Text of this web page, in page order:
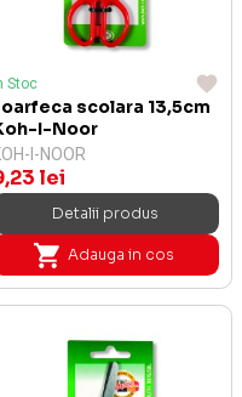
Stoc
scolara 13,5cm
I-Noor
I-NOOR
lei
Detalii produs
Adauga in cos